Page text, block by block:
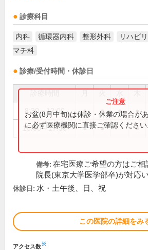
診療科目
内科 循環器内科 整形外科 リハビ
マチ科
診療/受付時間・休診日
8:30～12:00 ● ● ● ●
15:00～17:30 ● ● ●
お盆(8月中旬)は休診・休業の場合が
に必ず医療機関に直接ご確認ください
備考: 在宅医療ご希望の方はご相
院長(東京大学医学部卒)が対応
休診日: 水・土午後、日、祝
この医院の詳細をみ
アクセス数※